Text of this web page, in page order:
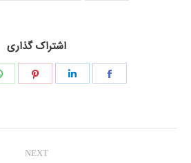
اشتراک گذاری
NEXT